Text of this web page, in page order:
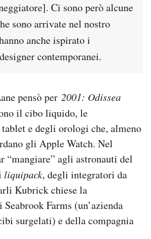
Ci sono però alcune
sono arrivate nel nostro
anche ispirato i
contemporanei.
pensò per 2001: Odissea
il cibo liquido, le
e degli orologi che, almeno
gli Apple Watch. Nel
“mangiare” agli astronauti del
liquipack, degli integratori da
Kubrick chiese la
Farms (un’azienda
surgelati) e della compagnia